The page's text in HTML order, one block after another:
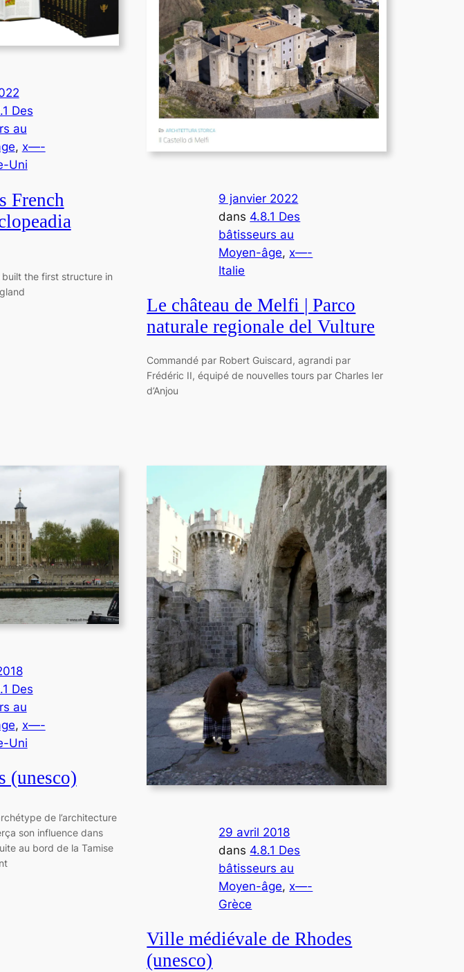
Des
au
, x—-
Uni
French
the first structure in
9 janvier 2022
dans 4.8.1 Des
bâtisseurs au
Moyen-âge, x—-
Italie
Le château de Melfi | Parco
naturale regionale del Vulture
Commandé par Robert Guiscard, agrandi par
Frédéric II, équipé de nouvelles tours par Charles Ier
d’Anjou
Des
au
, x—-
Uni
(unesco)
de l’architecture
son influence dans
au bord de la Tamise
29 avril 2018
dans 4.8.1 Des
bâtisseurs au
Moyen-âge, x—-
Grèce
Ville médiévale de Rhodes
(unesco)